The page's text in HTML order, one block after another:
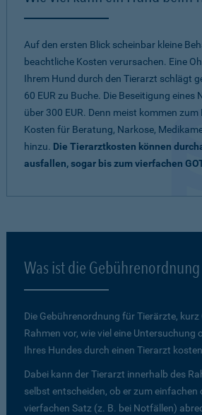
Auf den ersten Blick scheinbar kleine
beachtliche Kosten verursachen. Eine
Ihrem Hund durch den Tierarzt schlägt
60 EUR zu Buche. Die Beseitigung eines
über 300 EUR. Denn meist kommen
Kosten für Beratung, Narkose,
hinzu. Die Tierarztkosten können
ausfallen, sogar bis zum vierfachen
Was ist die
Die Gebührenordnung für Tierärzte, kurz
Rahmen vor, wie viel eine Untersuchung
Ihres Hundes durch einen Tierarzt
Dabei kann der Tierarzt innerhalb des
selbst entscheiden, ob er zum einfachen
vierfachen Satz (z. B. bei Notfällen)